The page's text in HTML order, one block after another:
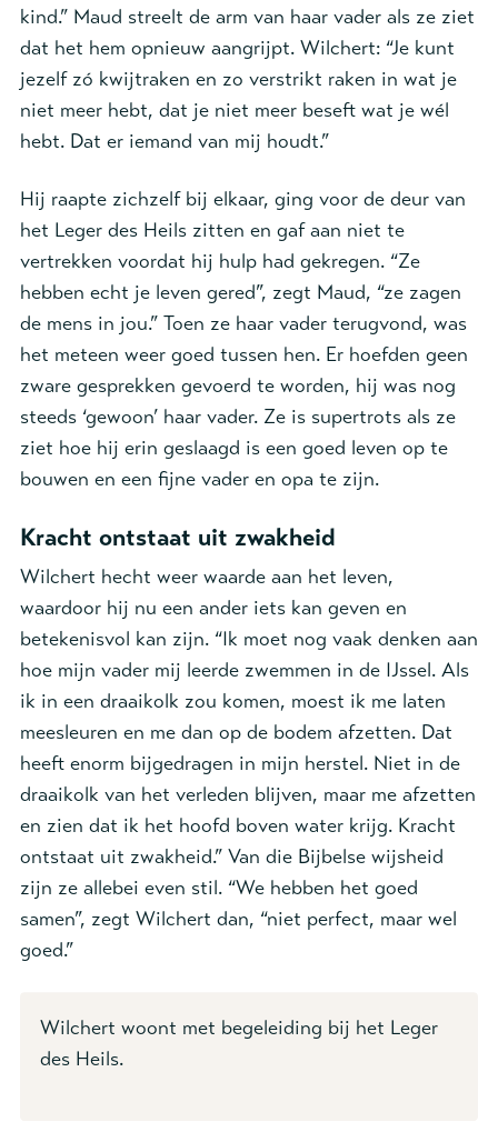
kind.” Maud streelt de arm van haar vader als ze ziet
dat het hem opnieuw aangrijpt. Wilchert: “Je kunt
jezelf zó kwijtraken en zo verstrikt raken in wat je
niet meer hebt, dat je niet meer beseft wat je wél
hebt. Dat er iemand van mij houdt.”
Hij raapte zichzelf bij elkaar, ging voor de deur van
het Leger des Heils zitten en gaf aan niet te
vertrekken voordat hij hulp had gekregen. “Ze
hebben echt je leven gered”, zegt Maud, “ze zagen
de mens in jou.” Toen ze haar vader terugvond, was
het meteen weer goed tussen hen. Er hoefden geen
zware gesprekken gevoerd te worden, hij was nog
steeds ‘gewoon’ haar vader. Ze is supertrots als ze
ziet hoe hij erin geslaagd is een goed leven op te
bouwen en een fijne vader en opa te zijn.
Kracht ontstaat uit zwakheid
Wilchert hecht weer waarde aan het leven,
waardoor hij nu een ander iets kan geven en
betekenisvol kan zijn. “Ik moet nog vaak denken aan
hoe mijn vader mij leerde zwemmen in de IJssel. Als
ik in een draaikolk zou komen, moest ik me laten
meesleuren en me dan op de bodem afzetten. Dat
heeft enorm bijgedragen in mijn herstel. Niet in de
draaikolk van het verleden blijven, maar me afzetten
en zien dat ik het hoofd boven water krijg. Kracht
ontstaat uit zwakheid.” Van die Bijbelse wijsheid
zijn ze allebei even stil. “We hebben het goed
samen”, zegt Wilchert dan, “niet perfect, maar wel
goed.”
Wilchert woont met begeleiding bij het Leger
des Heils.